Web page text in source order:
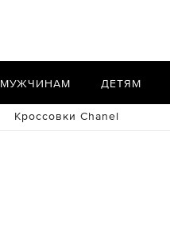
МУЖЧИНАМ ДЕТЯМ
Кроссовки Chanel